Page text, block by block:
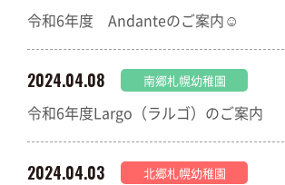
令和6年度 Andanteのご案内☺
2024.04.08 南郷札幌幼稚園
令和6年度Largo（ラルゴ）のご案内
2024.04.03 北郷札幌幼稚園